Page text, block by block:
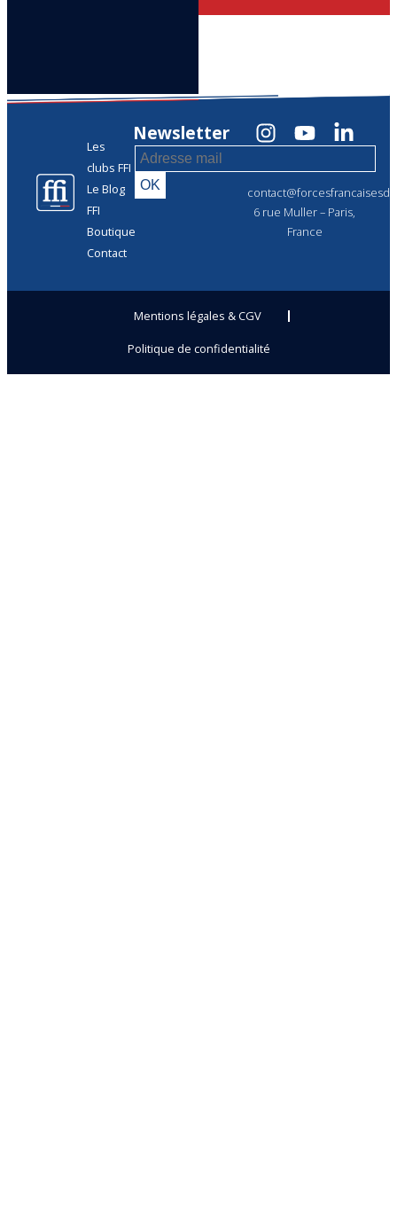
Les
clubs FFI
Le Blog
FFI
Boutique
Contact
6 rue Muller – Paris,
France
Newsletter
Mentions légales & CGV
Politique de confidentialité